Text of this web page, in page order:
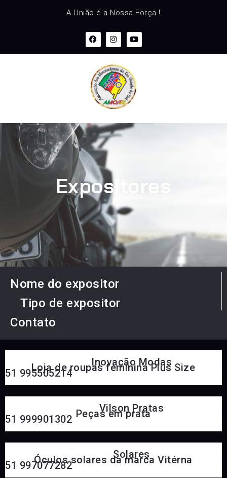
A União é a Nossa Força !
Expositores
Nome do expositor
Tipo de expositor
Contato
Inovaçāo Modas
Loja de roupas feminina Plus Size
51 995505214
Vilson Pratas
Peças em prata
51 999901302
Solares
Óculos solares da marca Vitérna
51 997077282